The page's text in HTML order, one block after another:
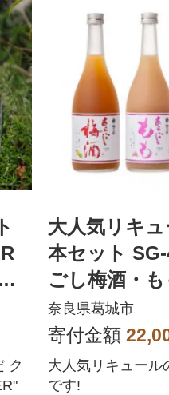
5
ク
大人気リキ
本セット
ごし梅酒・
720mL各1本)
奈良県葛城市
寄付金額
大人気リキュール
です!